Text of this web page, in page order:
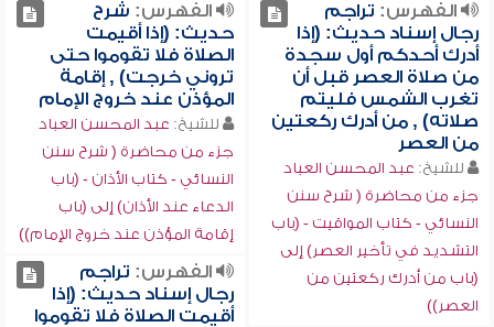
الفهرس: تراجم
رجال إسناد حديث: (إذا
أدرك أحدكم أول سجدة
من صلاة العصر قبل أن
تغرب الشمس فليتم
صلاته) , من أدرك ركعتين
من العصر
للشيخ: عبد المحسن العباد
جزء من محاضرة ( شرح سنن
النسائي - كتاب المواقيت - (باب
التشديد في تأخير العصر) إلى
(باب من أدرك ركعتين من
العصر))
الفهرس: شرح
حديث: (إذا أقيمت
الصلاة فلا تقوموا حتى
تروني خرجت) , إقامة
المؤذن عند خروج الإمام
للشيخ: عبد المحسن العباد
جزء من محاضرة ( شرح سنن
النسائي - كتاب الأذان - (باب
الدعاء عند الأذان) إلى (باب
إقامة المؤذن عند خروج الإمام))
الفهرس: تراجم
رجال إسناد حديث: (إذا
أقيمت الصلاة فلا تقوموا